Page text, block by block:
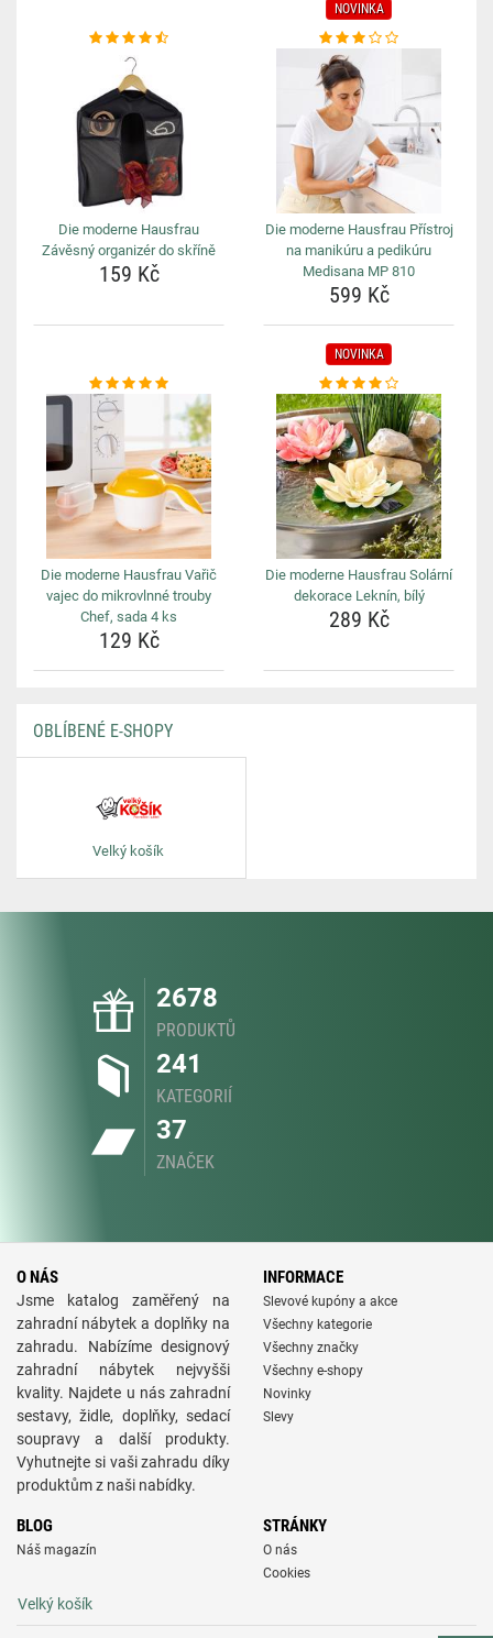
Die moderne Hausfrau
Závěsný organizér do skříně
159 Kč
NOVINKA
Die moderne Hausfrau Přístroj
na manikúru a pedikúru
Medisana MP 810
599 Kč
Die moderne Hausfrau Vařič
vajec do mikrovlnné trouby
Chef, sada 4 ks
129 Kč
NOVINKA
Die moderne Hausfrau Solární
dekorace Leknín, bílý
289 Kč
OBLÍBENÉ E-SHOPY
Velký košík
2678
PRODUKTŮ
241
KATEGORIÍ
37
ZNAČEK
O NÁS
Jsme katalog zaměřený na
zahradní nábytek a doplňky na
zahradu. Nabízíme designový
zahradní nábytek nejvyšši
kvality. Najdete u nás zahradní
sestavy, židle, doplňky, sedací
soupravy a další produkty.
Vyhutnejte si vaši zahradu díky
produktům z naši nabídky.
INFORMACE
Slevové kupóny a akce
Všechny kategorie
Všechny značky
Všechny e-shopy
Novinky
Slevy
BLOG
Náš magazín
STRÁNKY
O nás
Cookies
Velký košík